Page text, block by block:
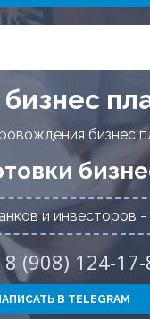
бизнес
бизнес
и инвесторов -
8 (908) 124-17-
В TELEGRAM